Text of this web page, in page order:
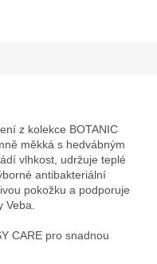
z kolekce BOTANIC
měkká s hedvábným
vlhkost, udržuje teplé
antibakteriální
pokožku a podporuje
Veba.
CARE pro snadnou